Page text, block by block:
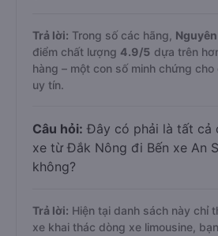
Trả lời: Trong số các hãng,
điểm chất lượng 4.9/5 dựa trên
hàng – một con số minh chứng
uy tín.
Câu hỏi: Đây có phải là tất cả
xe từ Đắk Nông đi Bến xe An
không?
Trả lời: Hiện tại danh sách này chỉ
xe khai thác dòng xe limousine,